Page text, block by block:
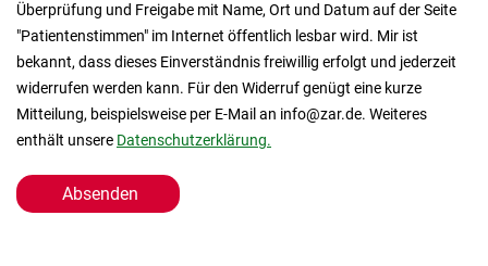
Überprüfung und Freigabe mit Name, Ort und Datum auf der Seite
"Patientenstimmen" im Internet öffentlich lesbar wird. Mir ist
bekannt, dass dieses Einverständnis freiwillig erfolgt und jederzeit
widerrufen werden kann. Für den Widerruf genügt eine kurze
Mitteilung, beispielsweise per E-Mail an info@zar.de. Weiteres
enthält unsere Datenschutzerklärung.